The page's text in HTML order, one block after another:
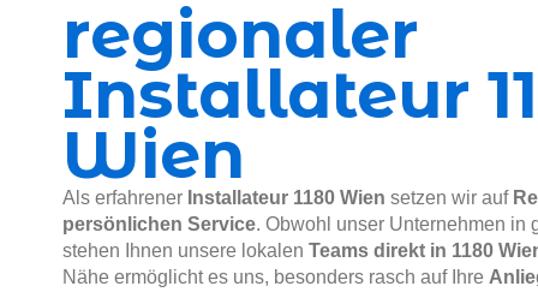
regionaler
Installateur
Wien
Als erfahrener Installateur 1180 Wien setzen wir auf
persönlichen Service. Obwohl unser Unternehmen in
stehen Ihnen unsere lokalen Teams direkt in 1180
Nähe ermöglicht es uns, besonders rasch auf Ihre